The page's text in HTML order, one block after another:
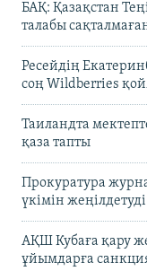
БАҚ: Қазақстан
талабы
Ресейдің
соң Wildberries
Таиландта
қаза тапты
Прокуратура
үкімін
АҚШ Кубаға қару
ұйымдарға